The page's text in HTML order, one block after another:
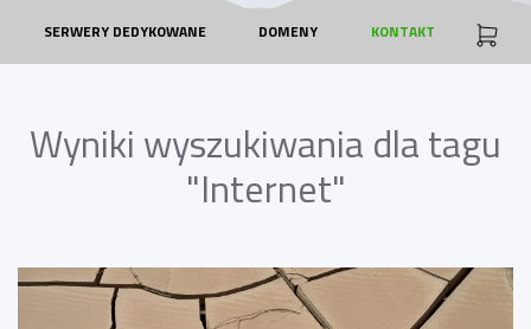
SERWERY DEDYKOWANE DOMENY KONTAKT
Wyniki wyszukiwania dla tagu
"Internet"